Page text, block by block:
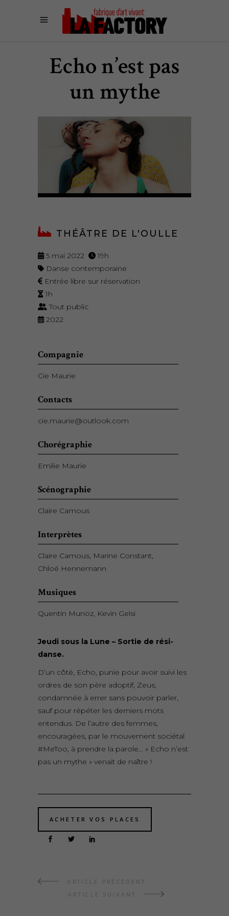
Echo n’est pas
un mythe
THÉÂTRE DE L'OULLE
5 mai 2022
19h
Danse contemporaine
Entrée libre sur réservation
1h
Tout public
2022
Compagnie
Cie Maurie
Contacts
cie.maurie@outlook.com
Chorégraphie
Emilie Maurie
Scénographie
Claire Camous
Interprètes
Claire Camous, Marine Constant,
Chloé Hennemann
Musiques
Quentin Munoz, Kevin Gelsi
Jeudi sous la Lune – Sortie de rési-
danse.
D’un côté, Echo, punie pour avoir suivi les
ordres de son père adoptif, Zeus,
condamnée à errer sans pouvoir parler,
sauf pour répéter les derniers mots
entendus. De l’autre des femmes,
encouragées, par le mouvement sociétal
#MeToo, à prendre la parole… « Echo n’est
pas un mythe » venait de naître !
ACHETER VOS PLACES
ARTICLE PRÉCÉDENT
ARTICLE SUIVANT